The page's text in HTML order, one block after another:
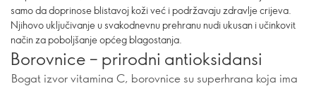
samo da doprinose blistavoj koži već i podržavaju zdravlje crijeva.
Njihovo uključivanje u svakodnevnu prehranu nudi ukusan i učinkovit
način za poboljšanje općeg blagostanja.
Borovnice – prirodni antioksidansi
Bogat izvor vitamina C, borovnice su superhrana koja ima